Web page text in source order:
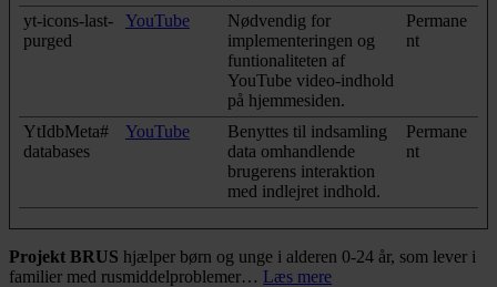
yt-icons-last-
purged
YouTube
Nødvendig for
implementeringen og
funtionaliteten af
YouTube video-indhold
på hjemmesiden.
Permane
nt
YtIdbMeta#
databases
YouTube
Benyttes til indsamling
data omhandlende
brugerens interaktion
med indlejret indhold.
Permane
nt
Projekt BRUS hjælper børn og unge i alderen 0-24 år, som lever i
familier med rusmiddelproblemer… Læs mere